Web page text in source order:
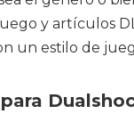
y artículos
un estilo de